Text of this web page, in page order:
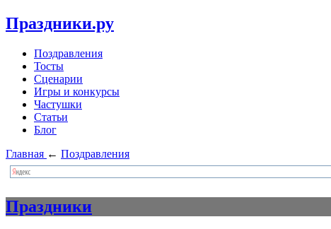
Праздники.ру
Поздравления
Тосты
Сценарии
Игры и конкурсы
Частушки
Статьи
Блог
Главная ← Поздравления
Праздники